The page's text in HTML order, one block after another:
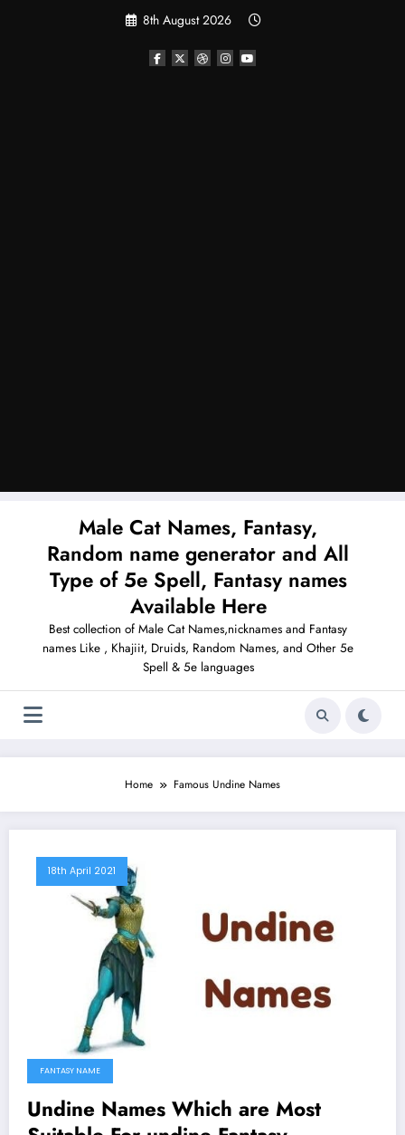
8th August 2026
Male Cat Names, Fantasy,
Random name generator and All
Type of 5e Spell, Fantasy names
Available Here
Best collection of Male Cat Names,nicknames and Fantasy
names Like , Khajiit, Druids, Random Names, and Other 5e
Spell & 5e languages
Home Famous Undine Names
18th April 2021
FANTASY NAME
Undine Names Which are Most